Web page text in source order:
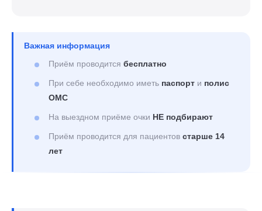
Важная информация
Приём проводится бесплатно
При себе необходимо иметь паспорт и полис
ОМС
На выездном приёме очки НЕ подбирают
Приём проводится для пациентов старше 14
лет